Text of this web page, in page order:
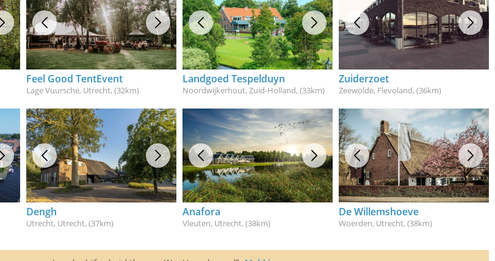
Feel Good TentEvent
Lage Vuursche, Utrecht, (32km)
Landgoed Tespelduyn
Noordwijkerhout, Zuid-Holland, (33km)
Zuiderzoet
Zeewolde, Flevoland, (36km)
Dengh
Utrecht, Utrecht, (37km)
Anafora
Vleuten, Utrecht, (38km)
De Willemshoeve
Woerden, Utrecht, (38km)